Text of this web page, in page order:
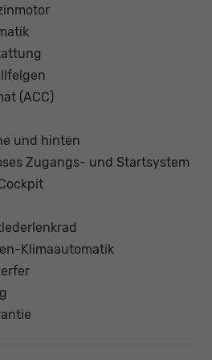
(ACC)
und hinten
Zugangs- und Startsystem
Klimaautomatik